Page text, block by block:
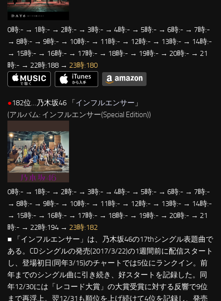
0時:- → 1時:- → 2時:- → 3時:- → 4時:- → 5時:- → 6時:- → 7時:-
→ 8時:- → 9時:- → 10時:- → 11時:- → 12時:- → 13時:- → 14時:-
→ 15時:- → 16時:- → 17時:- → 18時:- → 19時:- → 20時:- → 21
時:- → 22時:188 → 23時:180
●182位…乃木坂46 「 インフルエンサー 」
(アルバム: インフルエンサー(Special Edition))
0時:- → 1時:- → 2時:- → 3時:- → 4時:- → 5時:- → 6時:- → 7時:-
→ 8時:- → 9時:- → 10時:- → 11時:- → 12時:- → 13時:- → 14時:-
→ 15時:- → 16時:- → 17時:- → 18時:- → 19時:- → 20時:- → 21
時:- → 22時:194 → 23時:182
■ 「インフルエンサー」は、乃木坂46の17thシングル表題曲で
ある。CDシングルの発売(2017/3/22)の1週間前に配信スタート
し、登場初日(同年3/15)のチャートでは5位にランクイン。前
年までのシングル曲に引き続き、好スタートを記録した。同
年12/30には「レコード大賞」の大賞受賞に対する反響で9位
まで再浮上。翌12/31も順位を上げ続けて4位を記録し、発売